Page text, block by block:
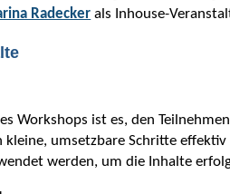
Radecker als Inhouse-
Workshops ist es, den
kleine, umsetzbare Schritte
werden, um die Inhalte